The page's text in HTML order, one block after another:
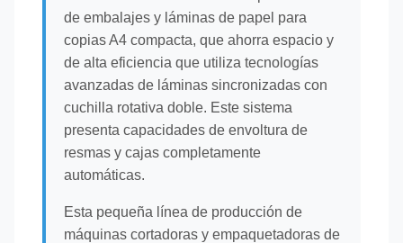
de embalajes y láminas de papel para
copias A4 compacta, que ahorra espacio y
de alta eficiencia que utiliza tecnologías
avanzadas de láminas sincronizadas con
cuchilla rotativa doble. Este sistema
presenta capacidades de envoltura de
resmas y cajas completamente
automáticas.
Esta pequeña línea de producción de
máquinas cortadoras y empaquetadoras de